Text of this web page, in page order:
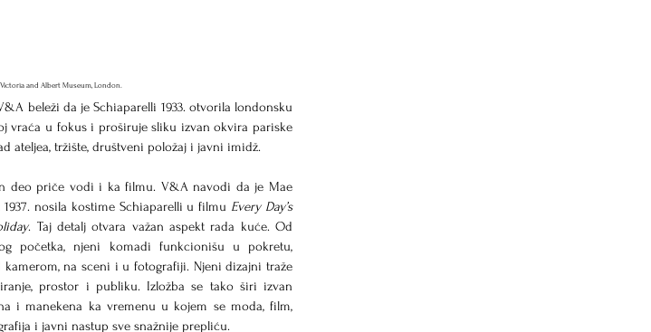
and Albert Museum, London.
beleži da je Schiaparelli 1933. otvorila londonsku
vraća u fokus i proširuje sliku izvan okvira pariske
ateljea, tržište, društveni položaj i javni imidž.
deo priče vodi i ka filmu. V&A navodi da je Mae
1937. nosila kostime Schiaparelli u filmu Every Day’s
. Taj detalj otvara važan aspekt rada kuće. Od
početka, njeni komadi funkcionišu u pokretu,
kamerom, na sceni i u fotografiji. Njeni dizajni traže
prostor i publiku. Izložba se tako širi izvan
i manekena ka vremenu u kojem se moda, film,
i javni nastup sve snažnije prepliću.